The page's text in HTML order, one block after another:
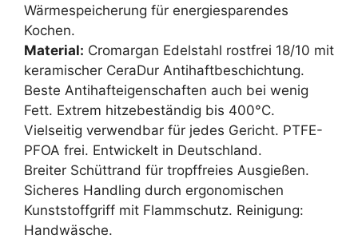
Wärmespeicherung für energiesparendes
Kochen.
Material: Cromargan Edelstahl rostfrei 18/10 mit
keramischer CeraDur Antihaftbeschichtung.
Beste Antihafteigenschaften auch bei wenig
Fett. Extrem hitzebeständig bis 400°C.
Vielseitig verwendbar für jedes Gericht. PTFE-
PFOA frei. Entwickelt in Deutschland.
Breiter Schüttrand für tropffreies Ausgießen.
Sicheres Handling durch ergonomischen
Kunststoffgriff mit Flammschutz. Reinigung:
Handwäsche.